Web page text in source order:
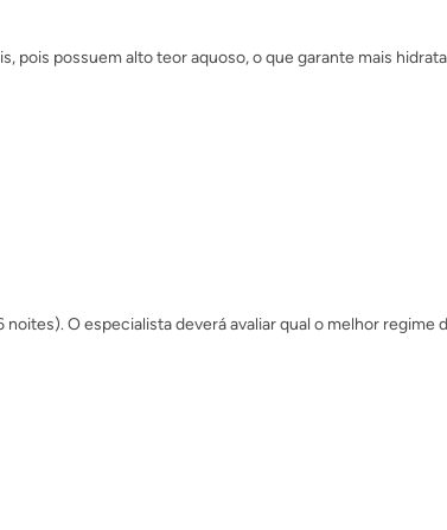
possuem alto teor aquoso, o que garante mais
O especialista deverá avaliar qual o melhor